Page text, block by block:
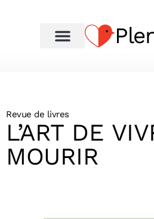
Revue de livres
L’ART DE
MOURIR